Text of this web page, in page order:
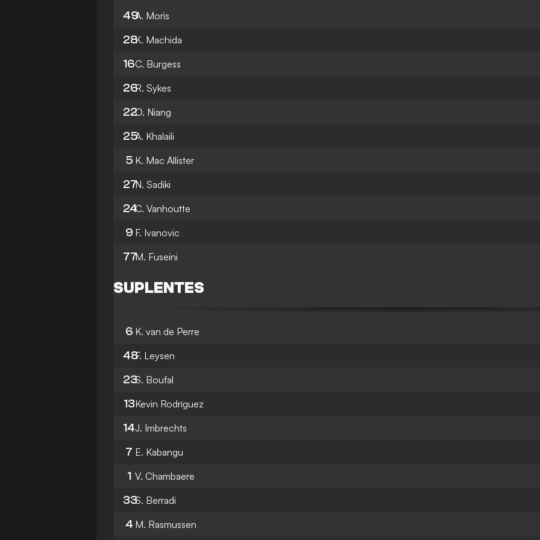
49A. Moris
28K. Machida
16C. Burgess
26R. Sykes
22O. Niang
25A. Khalaili
5 K. Mac Allister
27N. Sadiki
24C. Vanhoutte
9 F. Ivanovic
77M. Fuseini
SUPLENTES
6 K. van de Perre
48F. Leysen
23S. Boufal
13Kevin Rodríguez
14J. Imbrechts
7 E. Kabangu
1 V. Chambaere
33S. Berradi
4 M. Rasmussen